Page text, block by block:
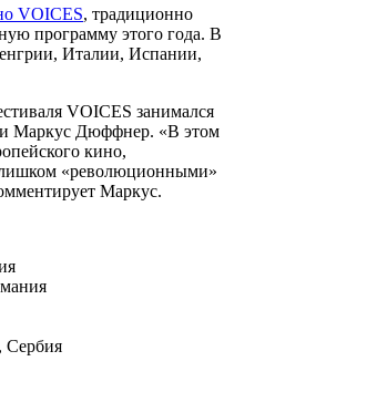
VOICES, традиционно
программу этого года. В
Италии, Испании,
VOICES занимался
Маркус Дюффнер. «В этом
кино,
«революционными»
Маркус.
Сербия